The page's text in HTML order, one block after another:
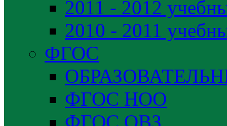
2011 - 2012
2010 - 2011
ФГОС
ФГОС НОО
ФГОС ОВЗ